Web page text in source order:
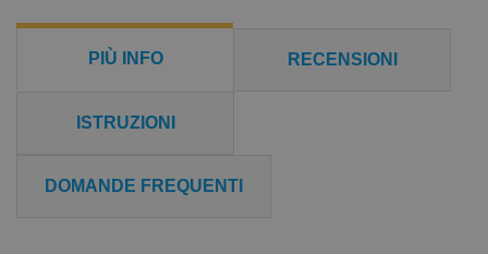
PIÙ INFO RECENSIONI
ISTRUZIONI
DOMANDE FREQUENTI